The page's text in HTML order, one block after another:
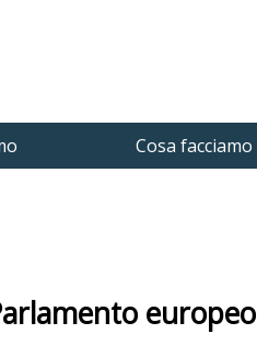
Cosa facciamo
europeo